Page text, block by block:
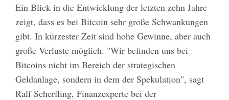
Ein Blick in die Entwicklung der letzten zehn Jahre
zeigt, dass es bei Bitcoin sehr große Schwankungen
gibt. In kürzester Zeit sind hohe Gewinne, aber auch
große Verluste möglich. "Wir befinden uns bei
Bitcoins nicht im Bereich der strategischen
Geldanlage, sondern in dem der Spekulation", sagt
Ralf Scherfling, Finanzexperte bei der